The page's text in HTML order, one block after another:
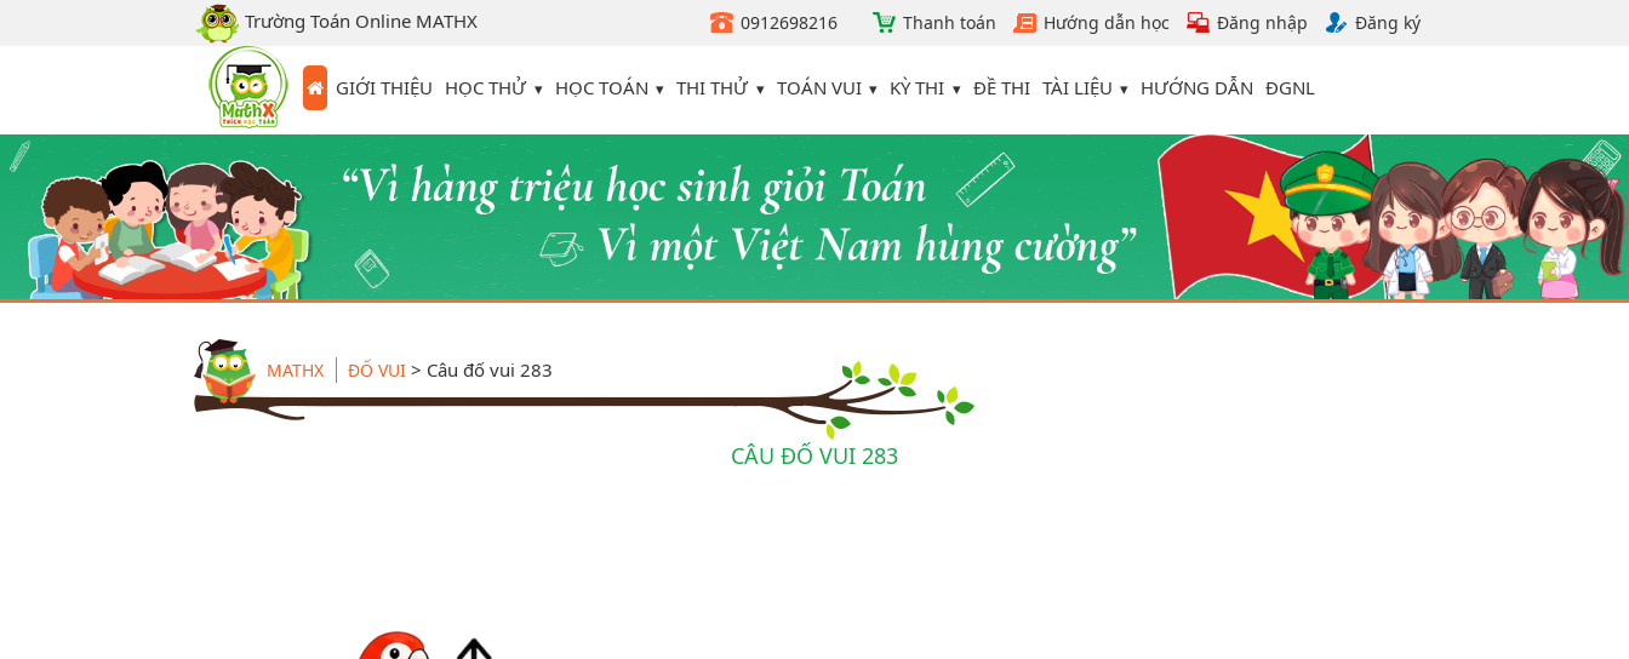
Trường Toán Online MATHX 0912698216 Thanh toán Hướng dẫn học Đăng nhập Đăng ký
GIỚI THIỆU HỌC THỬ HỌC TOÁN THI THỬ TOÁN VUI KỲ THI ĐỀ THI TÀI LIỆU HƯỚNG DẪN ĐGNL
MATHX ĐỐ VUI > Câu đố vui 283
CÂU ĐỐ VUI 283